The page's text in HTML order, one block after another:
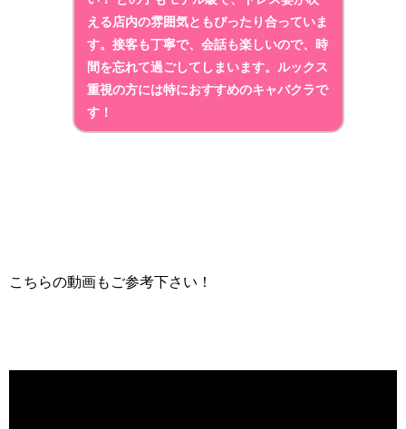
える店内の雰囲気ともぴったり合っていま
す。接客も丁寧で、会話も楽しいので、時
間を忘れて過ごしてしまいます。 ルックス
重視の方には特におすすめのキャバクラで
す！
こちらの動画もご参考下さい！